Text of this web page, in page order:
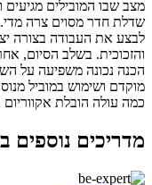
מצב שבו המובילים מגיעים
שדלת חדר מסוים צרה מדי.
לבצע את העבודה בצורה
והזכוכית. בשלב הסיום,
הכנה נכונה משפיעה על
מוקדם ושימוש במוביל
כמה עולה הובלת אקווריום
מדריכים נוספים